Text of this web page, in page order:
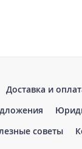
Доставка и
советы